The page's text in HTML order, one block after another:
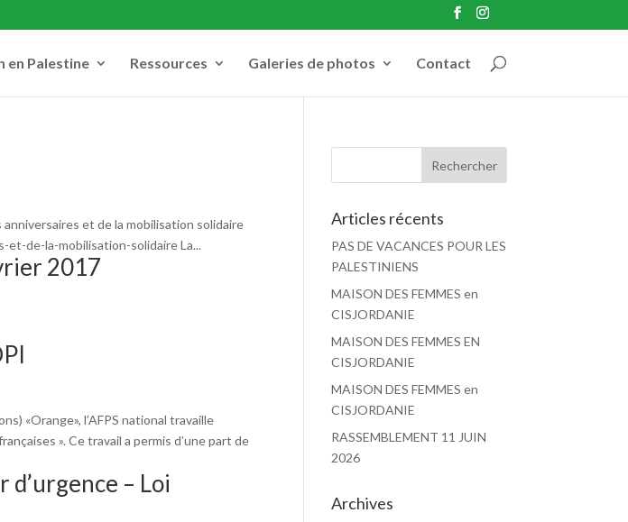
en Palestine Ressources Galeries de photos Contact
anniversaires et de la mobilisation solidaire
de-la-mobilisation-solidaire La...
2017
«Orange», l’AFPS national travaille
». Ce travail a permis d’une part de
d’urgence – Loi
Articles récents
PAS DE VACANCES POUR LES
PALESTINIENS
MAISON DES FEMMES en
CISJORDANIE
MAISON DES FEMMES EN
CISJORDANIE
MAISON DES FEMMES en
CISJORDANIE
RASSEMBLEMENT 11 JUIN
2026
Archives